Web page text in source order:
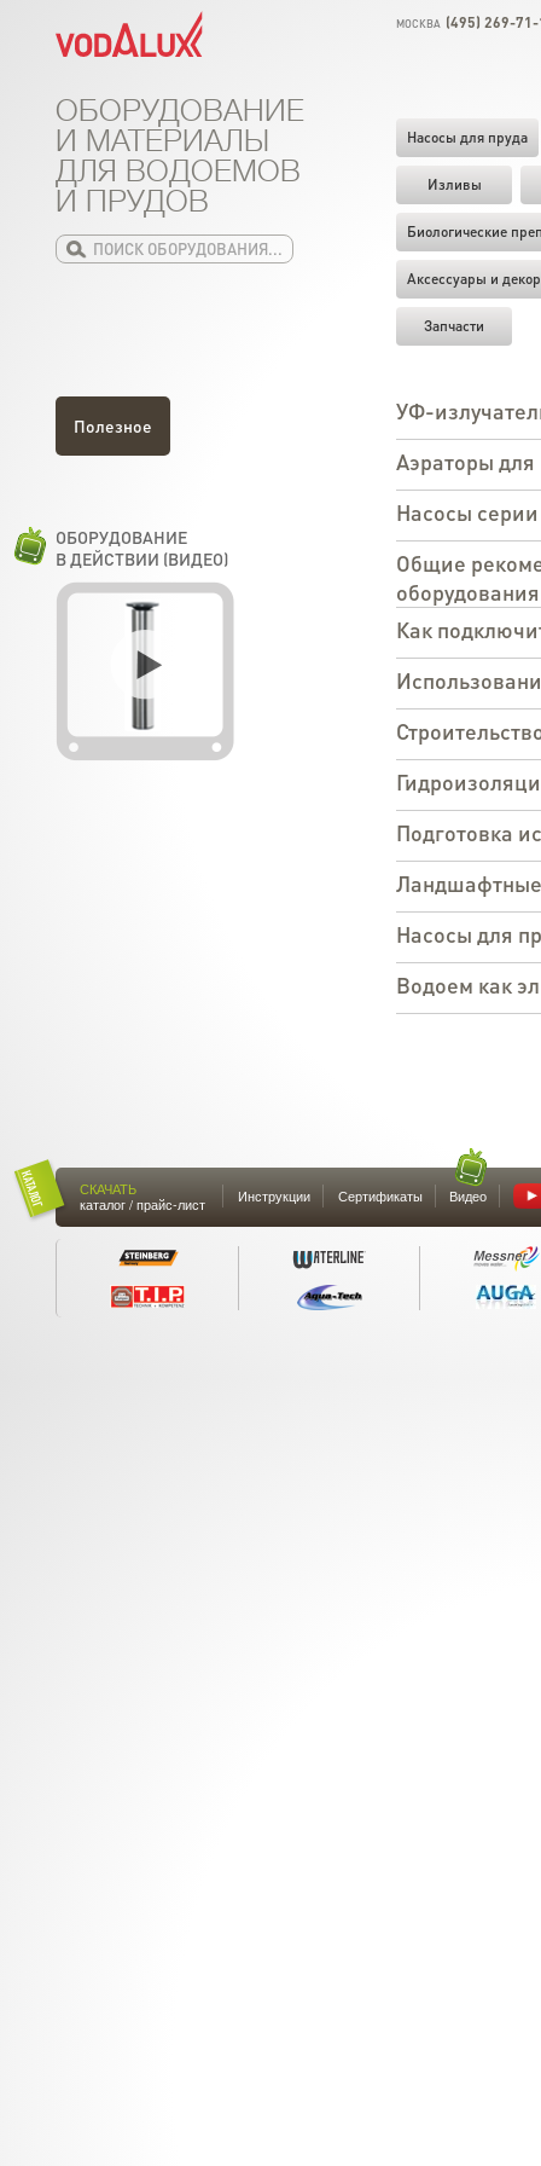
МОСКВА (495) 269-
Насосы для пруда
Изливы
Биологические
Аксессуары и декор
Запчасти
ОБОРУДОВАНИЕ
И МАТЕРИАЛЫ
ДЛЯ ВОДОЕМОВ
И ПРУДОВ
УФ-
Аэраторы
Насосы
Общие
оборудования
Как
Подготовка
Ландшафтные
Насосы для
Водоем как
Полезное
ОБОРУДОВАНИЕ
В ДЕЙСТВИИ (ВИДЕО)
СКАЧАТЬ
каталог / прайс-лист
Инструкции Сертификаты Видео